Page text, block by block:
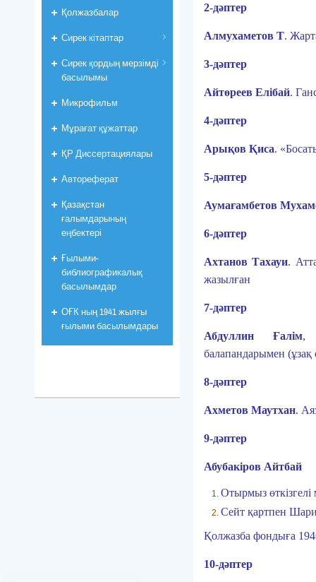
2-дәптер
Алмухаметов Т.
3-дәптер
Айтөреев Елібай.
4-дәптер
Арықов Қиса.
5-дәптер
Аумағамбетов
6-дәптер
Ахтанов Тахауи.
жазылған
7-дәптер
Абдуллин Ғалім,
балапандарымен
8-дәптер
Ахметов Маутхан.
9-дәптер
Абубакіров Айтбай
Отырмыз
Сейт қартпен
Қолжазба фондыға
10-дәптер
Қолжазбалар
Сирек кітаптар
Сирек қордың мерзімді
басылымы
Микрофильм
Мұрағат құжаттар
ҚР Диссертациялары
Автореферат
Қазақстан
ғалымдарының
еңбектері
Ғылыми-
библиографикалық
басылымдар
ОҒК ның 1941 жылғы
ғылыми басылымдары